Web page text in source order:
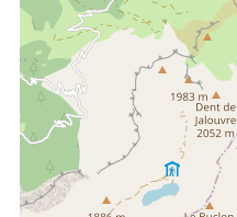
Des Zentrums von
vom
Des Stoppens